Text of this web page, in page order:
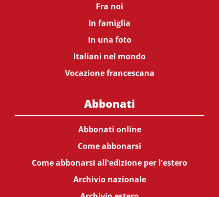
Fra noi
In famiglia
In una foto
Italiani nel mondo
Vocazione francescana
Abbonati
Abbonati online
Come abbonarsi
Come abbonarsi all'edizione per l'estero
Archivio nazionale